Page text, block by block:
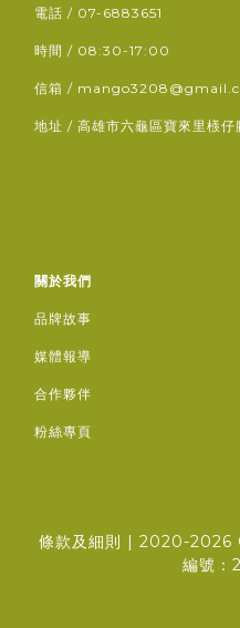
電話 / 07-6883651
時間 / 08:30-17:00
信箱 /
地址 / 高雄市六龜區寶來里檨
關於我們
品牌故事
媒體報導
合作夥伴
粉絲專頁
條款及細則 | 2020-2026
編號：